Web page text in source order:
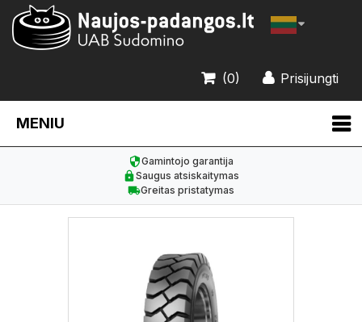
Prisijungti
(0)
MENIU
Gamintojo garantija
Saugus atsiskaitymas
Greitas pristatymas